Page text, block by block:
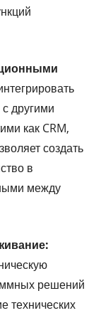
другими
как CRM,
создать
в
между
решений
технических